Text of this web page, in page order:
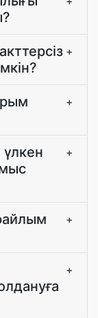
+
+
үлкен
+
+
+